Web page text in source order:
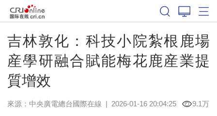
吉林敦化：科技小院紮根鹿場
産學研融合賦能梅花鹿産業提
質增效
來源：中央廣電總台國際在線 | 2026-01-16 20:04:25 9.1万